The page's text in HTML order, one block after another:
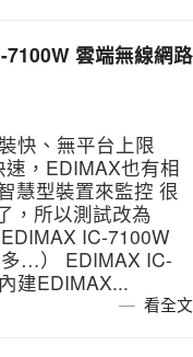
雲端無線網路
快、無平台上限
，EDIMAX也有相
慧型裝置來監控 很
，所以測試改為
IC-7100W
…） EDIMAX IC-
建EDIMAX...
看全文